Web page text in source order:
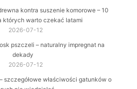
kontra suszenie komorowe – 10
których warto czekać latami
2026-07-12
pszczeli – naturalny impregnat na
dekady
2026-07-12
szczegółowe właściwości gatunków o